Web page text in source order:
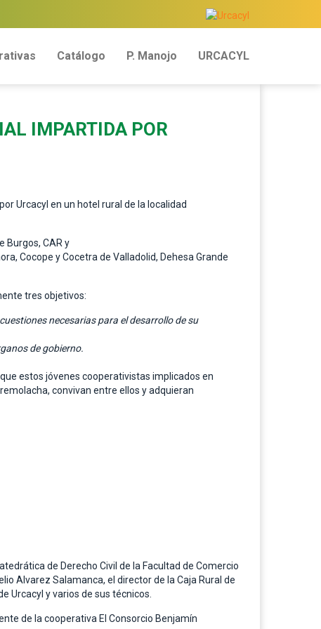
Catálogo P. Manojo URCACYL
IMPARTIDA POR
Urcacyl en un hotel rural de la localidad
Burgos, CAR y
Cocope y Cocetra de Valladolid, Dehesa Grande
tres objetivos:
necesarias para el desarrollo de su
de gobierno.
estos jóvenes cooperativistas implicados en
convivan entre ellos y adquieran
de Derecho Civil de la Facultad de Comercio
Alvarez Salamanca, el director de la Caja Rural de
Urcacyl y varios de sus técnicos.
de la cooperativa El Consorcio Benjamín